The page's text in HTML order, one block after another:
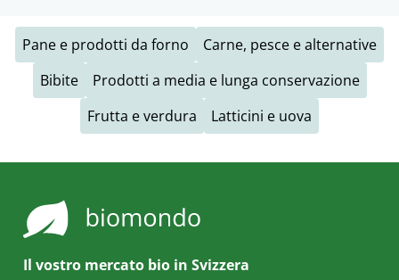
Pane e prodotti da forno
Carne, pesce e alternative
Bibite
Prodotti a media e lunga conservazione
Frutta e verdura
Latticini e uova
Il vostro mercato bio in Svizzera